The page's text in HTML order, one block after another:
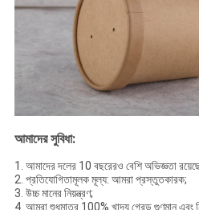
আমাদের সুবিধা:
1. আমাদের দলের 10 বছরেরও বেশি অভিজ্ঞতা
2. প্রতিযোগিতামূলক মূল্য: আমরা প্রস্তুতকারক;
3. উচ্চ মানের নিয়ন্ত্রণ;
4. আমরা শুধুমাত্র 100% খাদ্য গ্রেড গুণমান এবং